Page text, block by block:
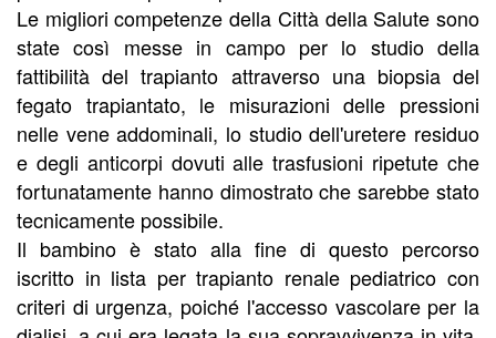
Le migliori competenze della Città della Salute sono
state così messe in campo per lo studio della
fattibilità del trapianto attraverso una biopsia del
fegato trapiantato, le misurazioni delle pressioni
nelle vene addominali, lo studio dell'uretere residuo
e degli anticorpi dovuti alle trasfusioni ripetute che
fortunatamente hanno dimostrato che sarebbe stato
tecnicamente possibile.
Il bambino è stato alla fine di questo percorso
iscritto in lista per trapianto renale pediatrico con
criteri di urgenza, poiché l'accesso vascolare per la